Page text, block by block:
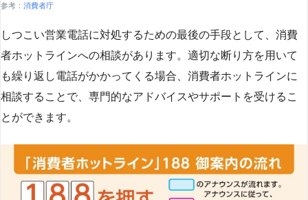
参考： 消費者庁
しつこい営業電話に対処するための最後の手段として、消費
者ホットラインへの相談があります。適切な断り方を用いて
も繰り返し電話がかかってくる場合、消費者ホットラインに
相談することで、専門的なアドバイスやサポートを受けるこ
とができます​​。